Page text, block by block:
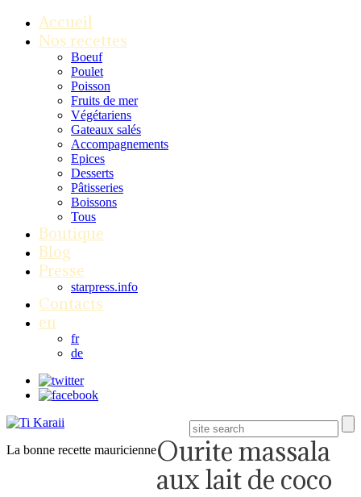
Accueil
Nos recettes
Boeuf
Poulet
Poisson
Fruits de mer
Végétariens
Gateaux salés
Accompagnements
Epices
Desserts
Pâtisseries
Boissons
Tous
Boutique
Blog
Presse
starpress.info
Contacts
en
fr
de
La bonne recette mauricienneOurite massala
aux lait de coco